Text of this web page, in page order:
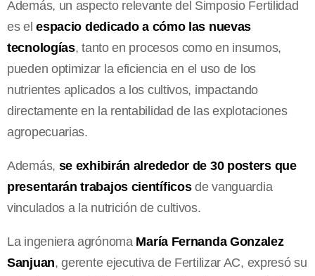
Además, un aspecto relevante del Simposio Fertilidad
es elespacio dedicado a cómo las nuevas
tecnologías, tanto en procesos como en insumos,
pueden optimizar la eficiencia en el uso de los
nutrientes aplicados a los cultivos, impactando
directamente en la rentabilidad de las explotaciones
agropecuarias.
Además, se exhibirán alrededor de 30 posters que
presentarán trabajos científicosde vanguardia
vinculados a la nutrición de cultivos.
La ingeniera agrónoma María Fernanda Gonzalez
Sanjuan, gerente ejecutiva de Fertilizar AC, expresó su